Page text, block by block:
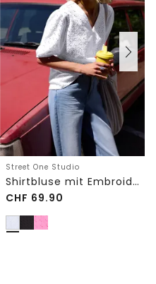
Street One Studio
Shirtbluse mit Embroidery-Front
CHF 69.90